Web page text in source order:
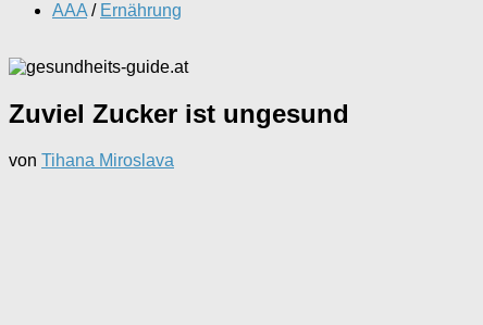
AAA / Ernährung
Zuviel Zucker ist ungesund
von Tihana Miroslava